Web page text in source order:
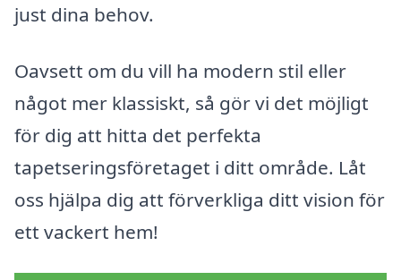
just dina behov.
Oavsett om du vill ha modern stil eller
något mer klassiskt, så gör vi det möjligt
för dig att hitta det perfekta
tapetseringsföretaget i ditt område. Låt
oss hjälpa dig att förverkliga ditt vision för
ett vackert hem!